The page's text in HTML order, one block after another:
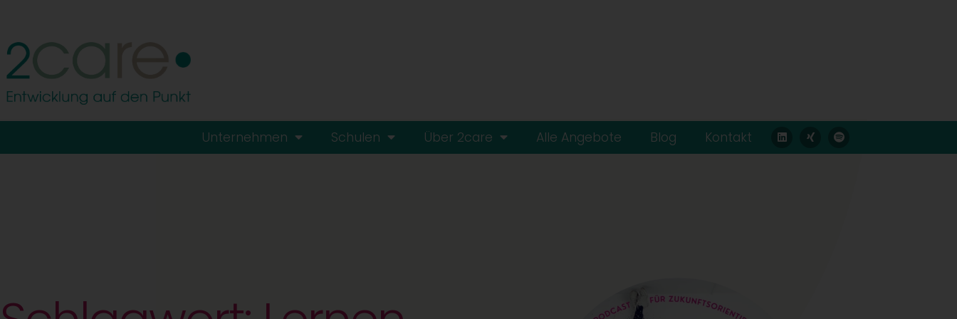
Unternehmen Schulen Über 2care Alle Angebote Blog Kontakt